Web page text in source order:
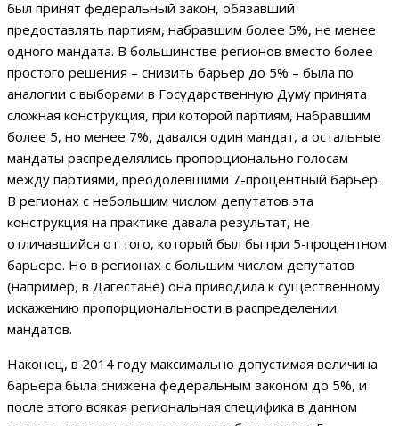
был принят федеральный закон, обязавший
предоставлять партиям, набравшим более 5%, не менее
одного мандата. В большинстве регионов вместо более
простого решения – снизить барьер до 5% – была по
аналогии с выборами в Государственную Думу принята
сложная конструкция, при которой партиям, набравшим
более 5, но менее 7%, давался один мандат, а остальные
мандаты распределялись пропорционально голосам
между партиями, преодолевшими 7-процентный барьер.
В регионах с небольшим числом депутатов эта
конструкция на практике давала результат, не
отличавшийся от того, который был бы при 5-процентном
барьере. Но в регионах с большим числом депутатов
(например, в Дагестане) она приводила к существенному
искажению пропорциональности в распределении
мандатов.
Наконец, в 2014 году максимально допустимая величина
барьера была снижена федеральным законом до 5%, и
после этого всякая региональная специфика в данном